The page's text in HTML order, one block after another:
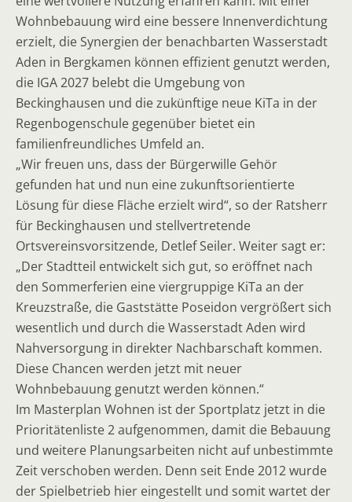
Wohnbebauung wird eine bessere Innenverdichtung
erzielt, die Synergien der benachbarten Wasserstadt
Aden in Bergkamen können effizient genutzt werden,
die IGA 2027 belebt die Umgebung von
Beckinghausen und die zukünftige neue KiTa in der
Regenbogenschule gegenüber bietet ein
familienfreundliches Umfeld an.
„Wir freuen uns, dass der Bürgerwille Gehör
gefunden hat und nun eine zukunftsorientierte
Lösung für diese Fläche erzielt wird“, so der Ratsherr
für Beckinghausen und stellvertretende
Ortsvereinsvorsitzende, Detlef Seiler. Weiter sagt er:
„Der Stadtteil entwickelt sich gut, so eröffnet nach
den Sommerferien eine viergruppige KiTa an der
Kreuzstraße, die Gaststätte Poseidon vergrößert sich
wesentlich und durch die Wasserstadt Aden wird
Nahversorgung in direkter Nachbarschaft kommen.
Diese Chancen werden jetzt mit neuer
Wohnbebauung genutzt werden können.“
Im Masterplan Wohnen ist der Sportplatz jetzt in die
Prioritätenliste 2 aufgenommen, damit die Bebauung
und weitere Planungsarbeiten nicht auf unbestimmte
Zeit verschoben werden. Denn seit Ende 2012 wurde
der Spielbetrieb hier eingestellt und somit wartet der